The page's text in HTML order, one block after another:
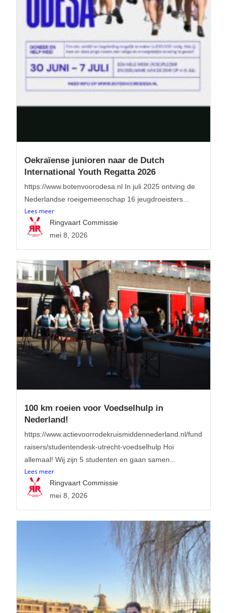
Oekraïense junioren naar de Dutch
International Youth Regatta 2026
https://www.botenvoorodesa.nl In juli 2025 ontving de
Nederlandse roeigemeenschap 16 jeugdroeisters...
Lees meer
Ringvaart Commissie
mei 8, 2026
100 km roeien voor Voedselhulp in
Nederland!
https://www.actievoorrodekruismiddennederland.nl/fund
raisers/studentendesk-utrecht-voedselhulp Hoi
allemaal! Wij zijn 5 studenten en gaan samen...
Lees meer
Ringvaart Commissie
mei 8, 2026